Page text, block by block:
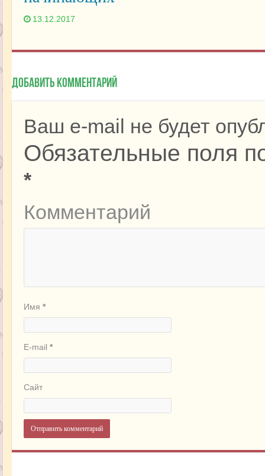
13.12.2017
Добавить комментарий
Ваш e-mail не будет
Обязательные поля
*
Комментарий
Имя *
E-mail *
Сайт